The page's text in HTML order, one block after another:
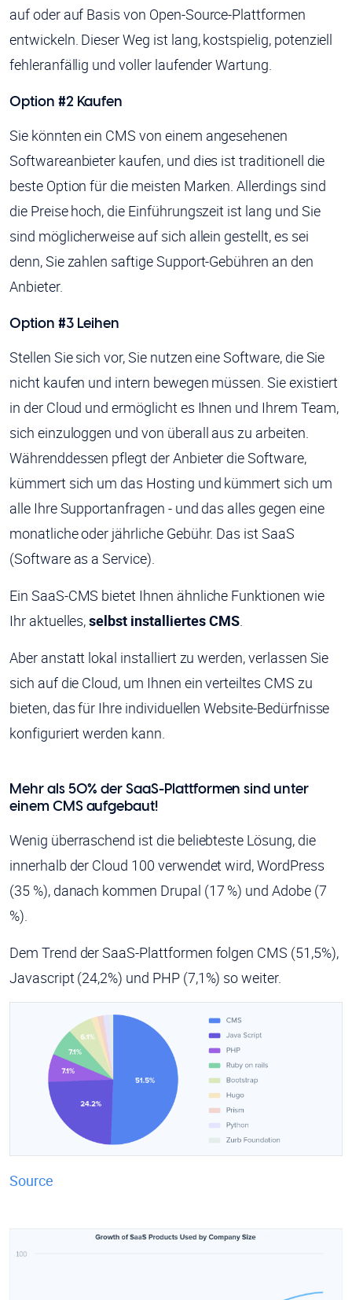
auf oder auf Basis von Open-Source-Plattformen
entwickeln. Dieser Weg ist lang, kostspielig, potenziell
fehleranfällig und voller laufender Wartung.
Option #2 Kaufen
Sie könnten ein CMS von einem angesehenen
Softwareanbieter kaufen, und dies ist traditionell die
beste Option für die meisten Marken. Allerdings sind
die Preise hoch, die Einführungszeit ist lang und Sie
sind möglicherweise auf sich allein gestellt, es sei
denn, Sie zahlen saftige Support-Gebühren an den
Anbieter.
Option #3 Leihen
Stellen Sie sich vor, Sie nutzen eine Software, die Sie
nicht kaufen und intern bewegen müssen. Sie existiert
in der Cloud und ermöglicht es Ihnen und Ihrem Team,
sich einzuloggen und von überall aus zu arbeiten.
Währenddessen pflegt der Anbieter die Software,
kümmert sich um das Hosting und kümmert sich um
alle Ihre Supportanfragen - und das alles gegen eine
monatliche oder jährliche Gebühr. Das ist SaaS
(Software as a Service).
Ein SaaS-CMS bietet Ihnen ähnliche Funktionen wie
Ihr aktuelles,selbst installiertes CMS.
Aber anstatt lokal installiert zu werden, verlassen Sie
sich auf die Cloud, um Ihnen ein verteiltes CMS zu
bieten, das für Ihre individuellen Website-Bedürfnisse
konfiguriert werden kann.
Mehr als 50% der SaaS-Plattformen sind unter
einem CMS aufgebaut!
Wenig überraschend ist die beliebteste Lösung, die
innerhalb der Cloud 100 verwendet wird, WordPress
(35 %), danach kommen Drupal (17 %) und Adobe (7
%).
Dem Trend der SaaS-Plattformen folgen CMS (51,5%),
Javascript (24,2%) und PHP (7,1%) so weiter.
Source